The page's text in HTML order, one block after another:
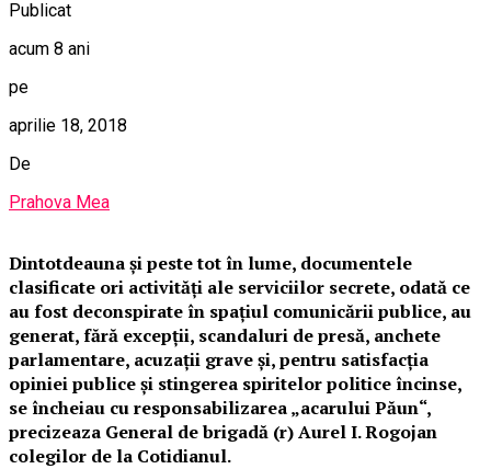
Publicat
acum 8 ani
pe
aprilie 18, 2018
De
Prahova Mea
Dintotdeauna și peste tot în lume, documentele
clasificate ori activități ale serviciilor secrete, odată ce
au fost deconspirate în spațiul comunicării publice, au
generat, fără excepții, scandaluri de presă, anchete
parlamentare, acuzații grave și, pentru satisfacția
opiniei publice și stingerea spiritelor politice încinse,
se încheiau cu responsabilizarea „acarului Păun“,
precizeaza General de brigadă (r) Aurel I. Rogojan
colegilor de la Cotidianul.